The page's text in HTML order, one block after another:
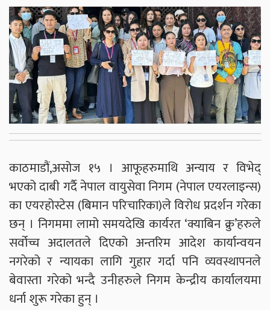
काठमाडौं,असोज १५ । आफूहरुमाथि अन्याय र विभेद्
भएको दाबी गर्दै नेपाल वायुसेवा निगम (नेपाल एयरलाइन्स)
का एयरहोस्टेस (बिमान परिचारिका)ले विरोध प्रदर्शन गरेका
छन् । निगममा लामो समयदेखि कार्यरत ‘क्याबिन क्रु’हरुले
सर्वोच्च अदालतले दिएको अन्तरिम आदेश कार्यान्वयन
नगरेको र न्यायका लागि गुहार गर्दा पनि व्यवस्थापनले
बेवास्ता गरेको भन्दै उनीहरुले निगम केन्द्रीय कार्यालयमा
धर्ना शुरू गरेका हुन् ।